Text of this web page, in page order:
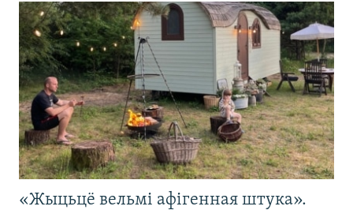
«Жыцьцё вельмі афігенная штука».